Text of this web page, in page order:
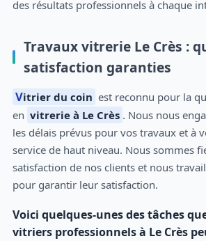
des résultats professionnels à chaque
Travaux vitrerie Le Crès :
satisfaction garanties
Vitrier du coin est reconnu pour la
en vitrerie à Le Crès . Nous nous
les délais prévus pour vos travaux et à
service de haut niveau. Nous sommes
satisfaction de nos clients et nous
pour garantir leur satisfaction.
Voici quelques-unes des tâches
vitriers professionnels à Le Crès